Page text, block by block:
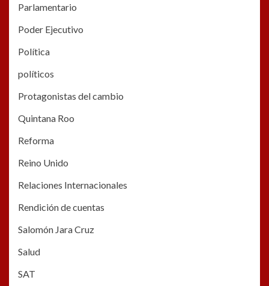
Parlamentario
Poder Ejecutivo
Política
políticos
Protagonistas del cambio
Quintana Roo
Reforma
Reino Unido
Relaciones Internacionales
Rendición de cuentas
Salomón Jara Cruz
Salud
SAT